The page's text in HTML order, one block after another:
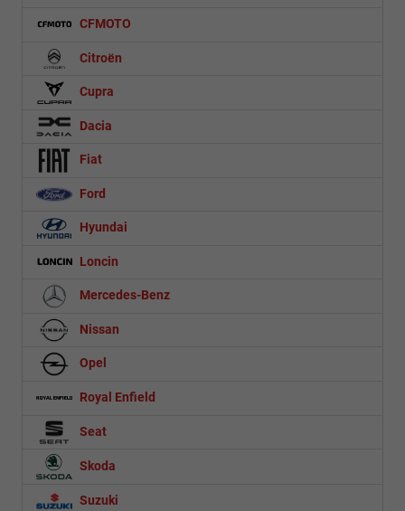
CFMOTO
Citroën
Cupra
Dacia
Fiat
Ford
Hyundai
Loncin
Mercedes-Benz
Nissan
Opel
Royal Enfield
Seat
Skoda
Suzuki